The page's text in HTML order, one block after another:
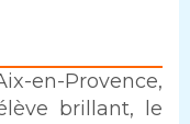
en-Provence,
brillant, le